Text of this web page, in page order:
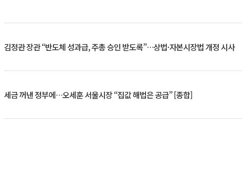
김정관 장관 “반도체 성과급, 주총 승인 받도록”…상법·자본시장법 개정 시사
세금 꺼낸 정부에…오세훈 서울시장 “집값 해법은 공급” [종합]